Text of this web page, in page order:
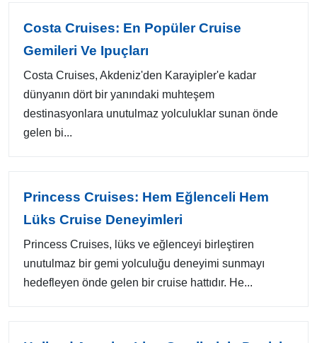
Costa Cruises: En Popüler Cruise
Gemileri Ve Ipuçları
Costa Cruises, Akdeniz'den Karayipler'e kadar
dünyanın dört bir yanındaki muhteşem
destinasyonlara unutulmaz yolculuklar sunan önde
gelen bi...
Princess Cruises: Hem Eğlenceli Hem
Lüks Cruise Deneyimleri
Princess Cruises, lüks ve eğlenceyi birleştiren
unutulmaz bir gemi yolculuğu deneyimi sunmayı
hedefleyen önde gelen bir cruise hattıdır. He...